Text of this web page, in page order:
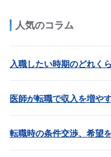
人気のコラム
入職したい時期のどれく
医師が転職で収入を増や
転職時の条件交渉、希望